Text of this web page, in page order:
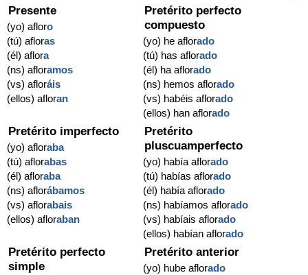
Presente
(yo) afloro
(tú) afloras
(él) aflora
(ns) afloramos
(vs) afloráis
(ellos) afloran
Pretérito perfecto
compuesto
(yo) he aflorado
(tú) has aflorado
(él) ha aflorado
(ns) hemos aflorado
(vs) habéis aflorado
(ellos) han aflorado
Pretérito imperfecto
(yo) afloraba
(tú) aflorabas
(él) afloraba
(ns) aflorábamos
(vs) aflorabais
(ellos) afloraban
Pretérito
pluscuamperfecto
(yo) había aflorado
(tú) habías aflorado
(él) había aflorado
(ns) habíamos aflorado
(vs) habíais aflorado
(ellos) habían aflorado
Pretérito perfecto
simple
Pretérito anterior
(yo) hube aflorado